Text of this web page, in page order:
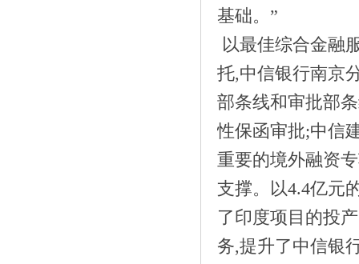
基础。”
以最佳综合金融
托,中信银行南京
部条线和审批部
性保函审批;中信
重要的境外融资
支撑。以4.4亿元
了印度项目的投
务,提升了中信银